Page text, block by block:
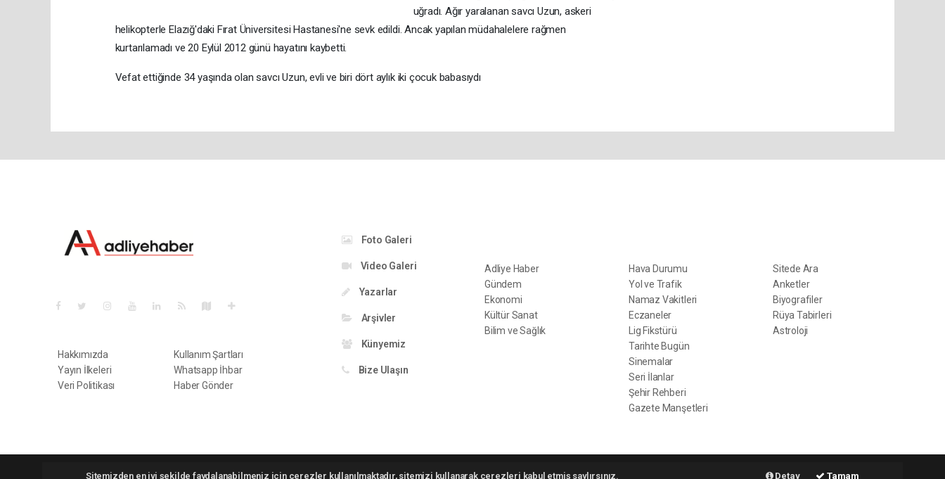
uğradı. Ağır yaralanan savcı Uzun, askeri
helikopterle Elazığ'daki Fırat Üniversitesi Hastanesi'ne sevk edildi. Ancak yapılan müdahalelere rağmen
kurtarılamadı ve 20 Eylül 2012 günü hayatını kaybetti.
Vefat ettiğinde 34 yaşında olan savcı Uzun, evli ve biri dört aylık iki çocuk babasıydı
Sitemizden en iyi şekilde faydalanabilmeniz için çerezler kullanılmaktadır, sitemizi kullanarak çerezleri kabul etmiş saylırsınız. Detay Tamam
Hakkımızda
Yayın İlkeleri
Veri Politikası
Kullanım Şartları
Whatsapp İhbar
Haber Gönder
Foto Galeri
Video Galeri
Yazarlar
Arşivler
Künyemiz
Bize Ulaşın
Adliye Haber
Gündem
Ekonomi
Kültür Sanat
Bilim ve Sağlık
Hava Durumu
Yol ve Trafik
Namaz Vakitleri
Eczaneler
Lig Fikstürü
Tarihte Bugün
Sinemalar
Seri İlanlar
Şehir Rehberi
Gazete Manşetleri
Sitede Ara
Anketler
Biyografiler
Rüya Tabirleri
Astroloji
Adliyehaber.com.tr Tüm hakları saklı tutulmaktadır. Copyright 2026 ©haber yazılımıhaber paketihaber scripti haber yazılımhaber script Haber Yazılımı: Web Aksiyon ®